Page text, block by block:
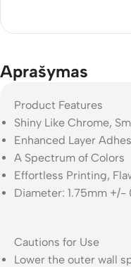
Aprašymas
Product Features
Shiny Like Chrome,
Enhanced Layer
A Spectrum of Colors
Effortless Printing,
Diameter: 1.75mm +/-
Cautions for Use
Lower the outer wall